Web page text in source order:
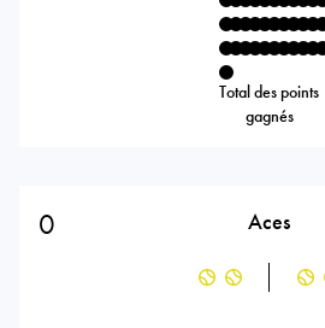
Total des points
gagnés
0 Aces